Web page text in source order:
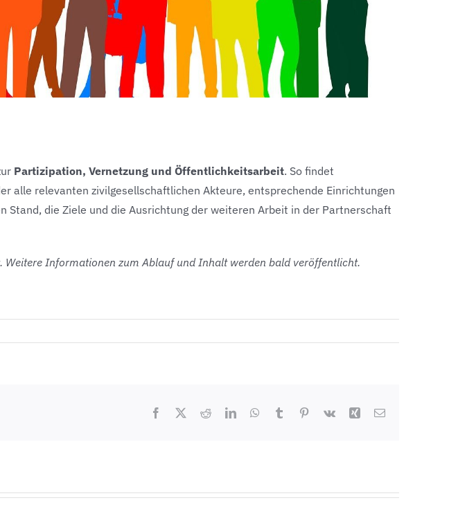
Partizipation, Vernetzung und Öffentlichkeitsarbeit. So findet
alle relevanten zivilgesellschaftlichen Akteure, entsprechende Einrichtungen
die Ziele und die Ausrichtung der weiteren Arbeit in der Partnerschaft
Informationen zum Ablauf und Inhalt werden bald veröffentlicht.
Facebook RedditLinkedInWhatsApp
Tumblr Pinterest
Vk Xing E-